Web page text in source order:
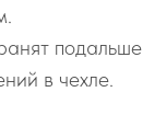
подальше
в чехле.